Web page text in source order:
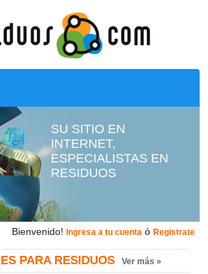
SU SITIO EN
INTERNET,
ESPECIALISTAS EN
RESIDUOS
Bienvenido! Ingresa a tu cuenta ó Registrate
PARA RESIDUOS Ver más »